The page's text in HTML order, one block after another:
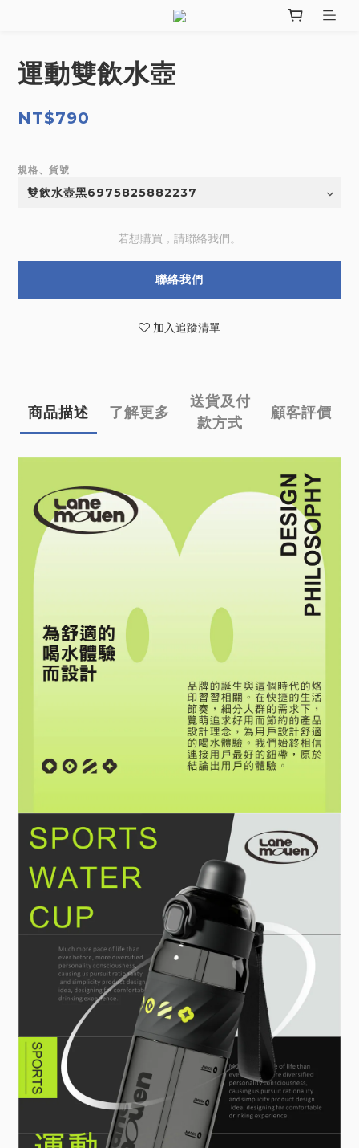
運動雙飲水壺
NT$790
規格、貨號
若想購買，請聯絡我們。
聯絡我們
加入追蹤清單
商品描述 了解更多
送貨及付
款方式
顧客評價